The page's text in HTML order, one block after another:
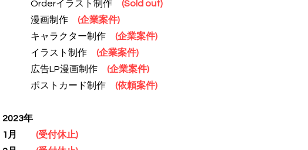
Orderイラスト制作 (Sold out)
漫画制作 (企業案件)
キャラクター制作 (企業案件)
イラスト 制作 (企業案件)
広告LP漫画制作 (企業案件)
ポストカード制作 (依頼案件)
2023年
1月
(受付休止)